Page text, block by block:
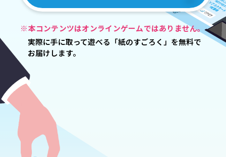
※本コンテンツはオンラインゲームではありません。
実際に手に取って遊べる「紙のすごろく」を無料で
お届けします。